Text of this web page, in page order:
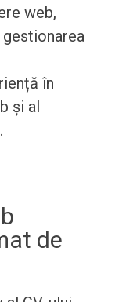
web,
în
și al
de